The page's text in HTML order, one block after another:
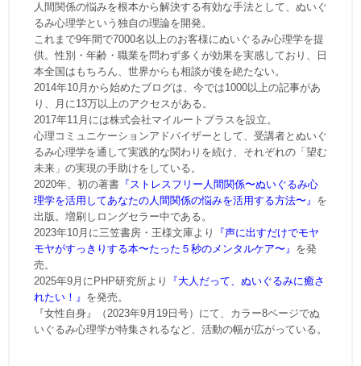
人間関係の悩みを根本から解決する有効な手法として、ぬいぐ
るみ心理学という独自の理論を開発。
これまで9年間で7000名以上のお客様にぬいぐるみ心理学を提
供。性別・年齢・職業を問わず多くが効果を実感しており、日
本全国はもちろん、世界からも相談が後を絶たない。
2014年10月から始めたブログは、今では1000以上の記事があ
り、月に13万以上のアクセスがある。
2017年11月には株式会社マイルートプラスを設立。
心理コミュニケーションアドバイザーとして、受講者とぬいぐ
るみ心理学を通して実践的な関わりを続け、それぞれの「望む
未来」の実現の手助けをしている。
2020年、初の著書 『ストレスフリー人間関係〜ぬいぐるみ心
理学を活用してあなたの人間関係の悩みを活用する方法〜』 を
出版。増刷しロングセラー中である。
2023年10月に三笠書房・王様文庫より
『声に出すだけでモヤ
モヤがすっきりする本〜たった５秒のメンタルケア〜』 を発
売。
2025年9月にPHP研究所より
『大人だって、ぬいぐるみに癒さ
れたい！』 を発売。
『女性自身』（2023年9月19日号）にて、カラー8ページでぬ
いぐるみ心理学が特集されるなど、活動の幅が広がっている。